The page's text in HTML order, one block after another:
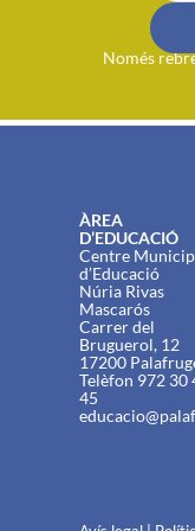
Només
ÀREA
D’EDUCACIÓ
Centre
d’Educació
Núria Rivas
Mascarós
Carrer del
Bruguerol, 12
17200
Telèfon 972 30
45